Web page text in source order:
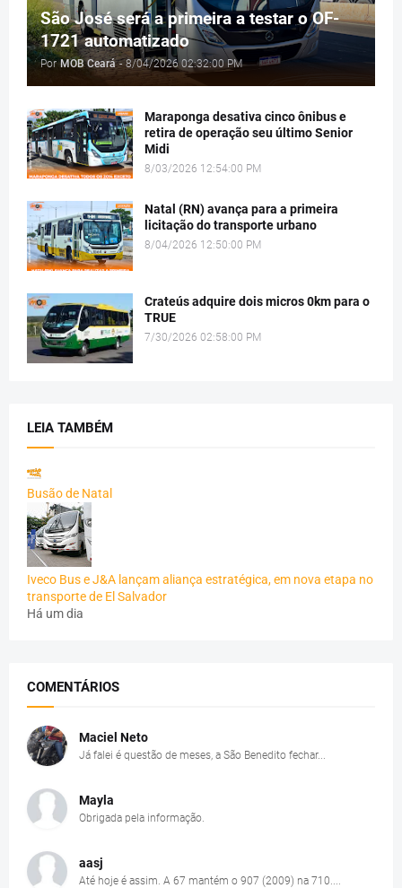
São José será a primeira a testar o OF-
1721 automatizado
Por MOB Ceará - 8/04/2026 02:32:00 PM
Maraponga desativa cinco ônibus e
retira de operação seu último Senior
Midi
8/03/2026 12:54:00 PM
Natal (RN) avança para a primeira
licitação do transporte urbano
8/04/2026 12:50:00 PM
Crateús adquire dois micros 0km para o
TRUE
7/30/2026 02:58:00 PM
LEIA TAMBÉM
Busão de Natal
Iveco Bus e J&A lançam aliança estratégica, em nova etapa no
transporte de El Salvador
Há um dia
COMENTÁRIOS
Maciel Neto
Já falei é questão de meses, a São Benedito fechar...
Mayla
Obrigada pela informação.
aasj
Até hoje é assim. A 67 mantém o 907 (2009) na 710....